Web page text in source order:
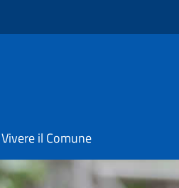
Vivere il Comune